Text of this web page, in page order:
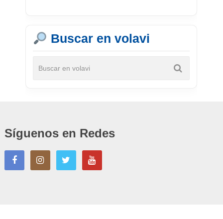
Buscar en volavi
Síguenos en Redes